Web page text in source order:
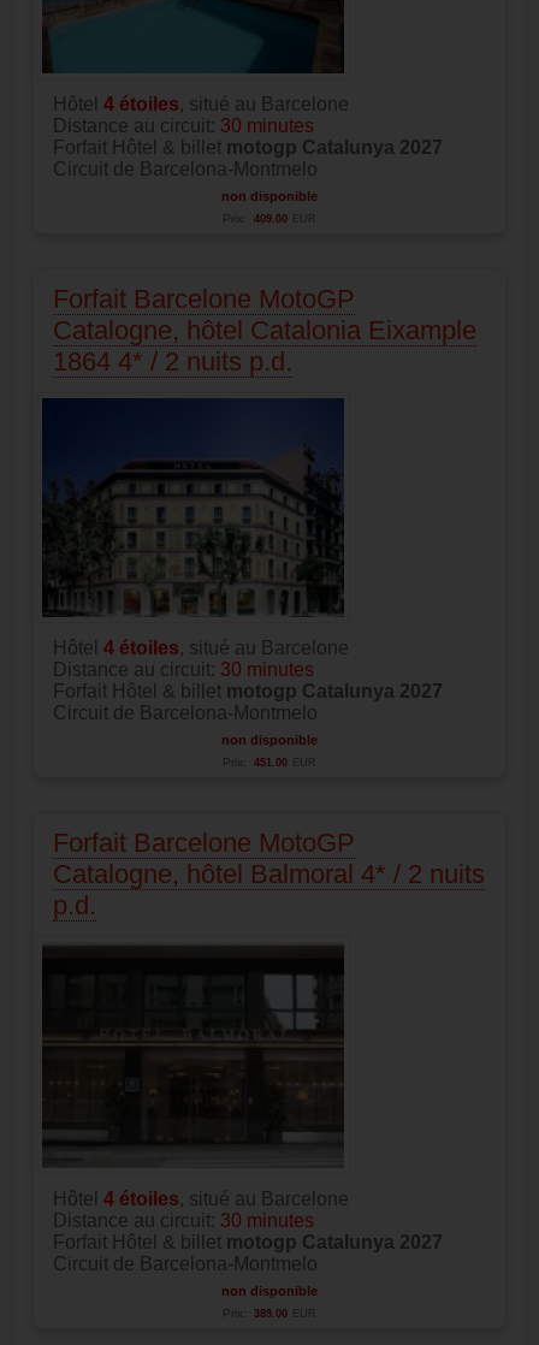
Hôtel 4 étoiles, situé au Barcelone
Distance au circuit: 30 minutes
Forfait Hôtel & billet motogp Catalunya 2027
Circuit de Barcelona-Montmelo
non disponible
Prix: 409.00 EUR
Forfait Barcelone MotoGP
Catalogne, hôtel Catalonia Eixample
1864 4* / 2 nuits p.d.
Hôtel 4 étoiles, situé au Barcelone
Distance au circuit: 30 minutes
Forfait Hôtel & billet motogp Catalunya 2027
Circuit de Barcelona-Montmelo
non disponible
Prix: 451.00 EUR
Forfait Barcelone MotoGP
Catalogne, hôtel Balmoral 4* / 2 nuits
p.d.
Hôtel 4 étoiles, situé au Barcelone
Distance au circuit: 30 minutes
Forfait Hôtel & billet motogp Catalunya 2027
Circuit de Barcelona-Montmelo
non disponible
Prix: 389.00 EUR